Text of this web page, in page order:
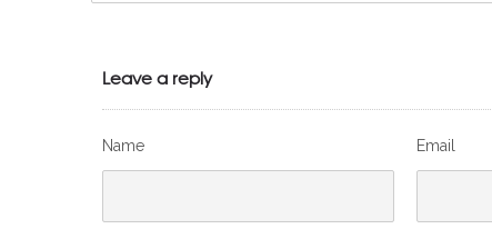
Leave a reply
Name Email